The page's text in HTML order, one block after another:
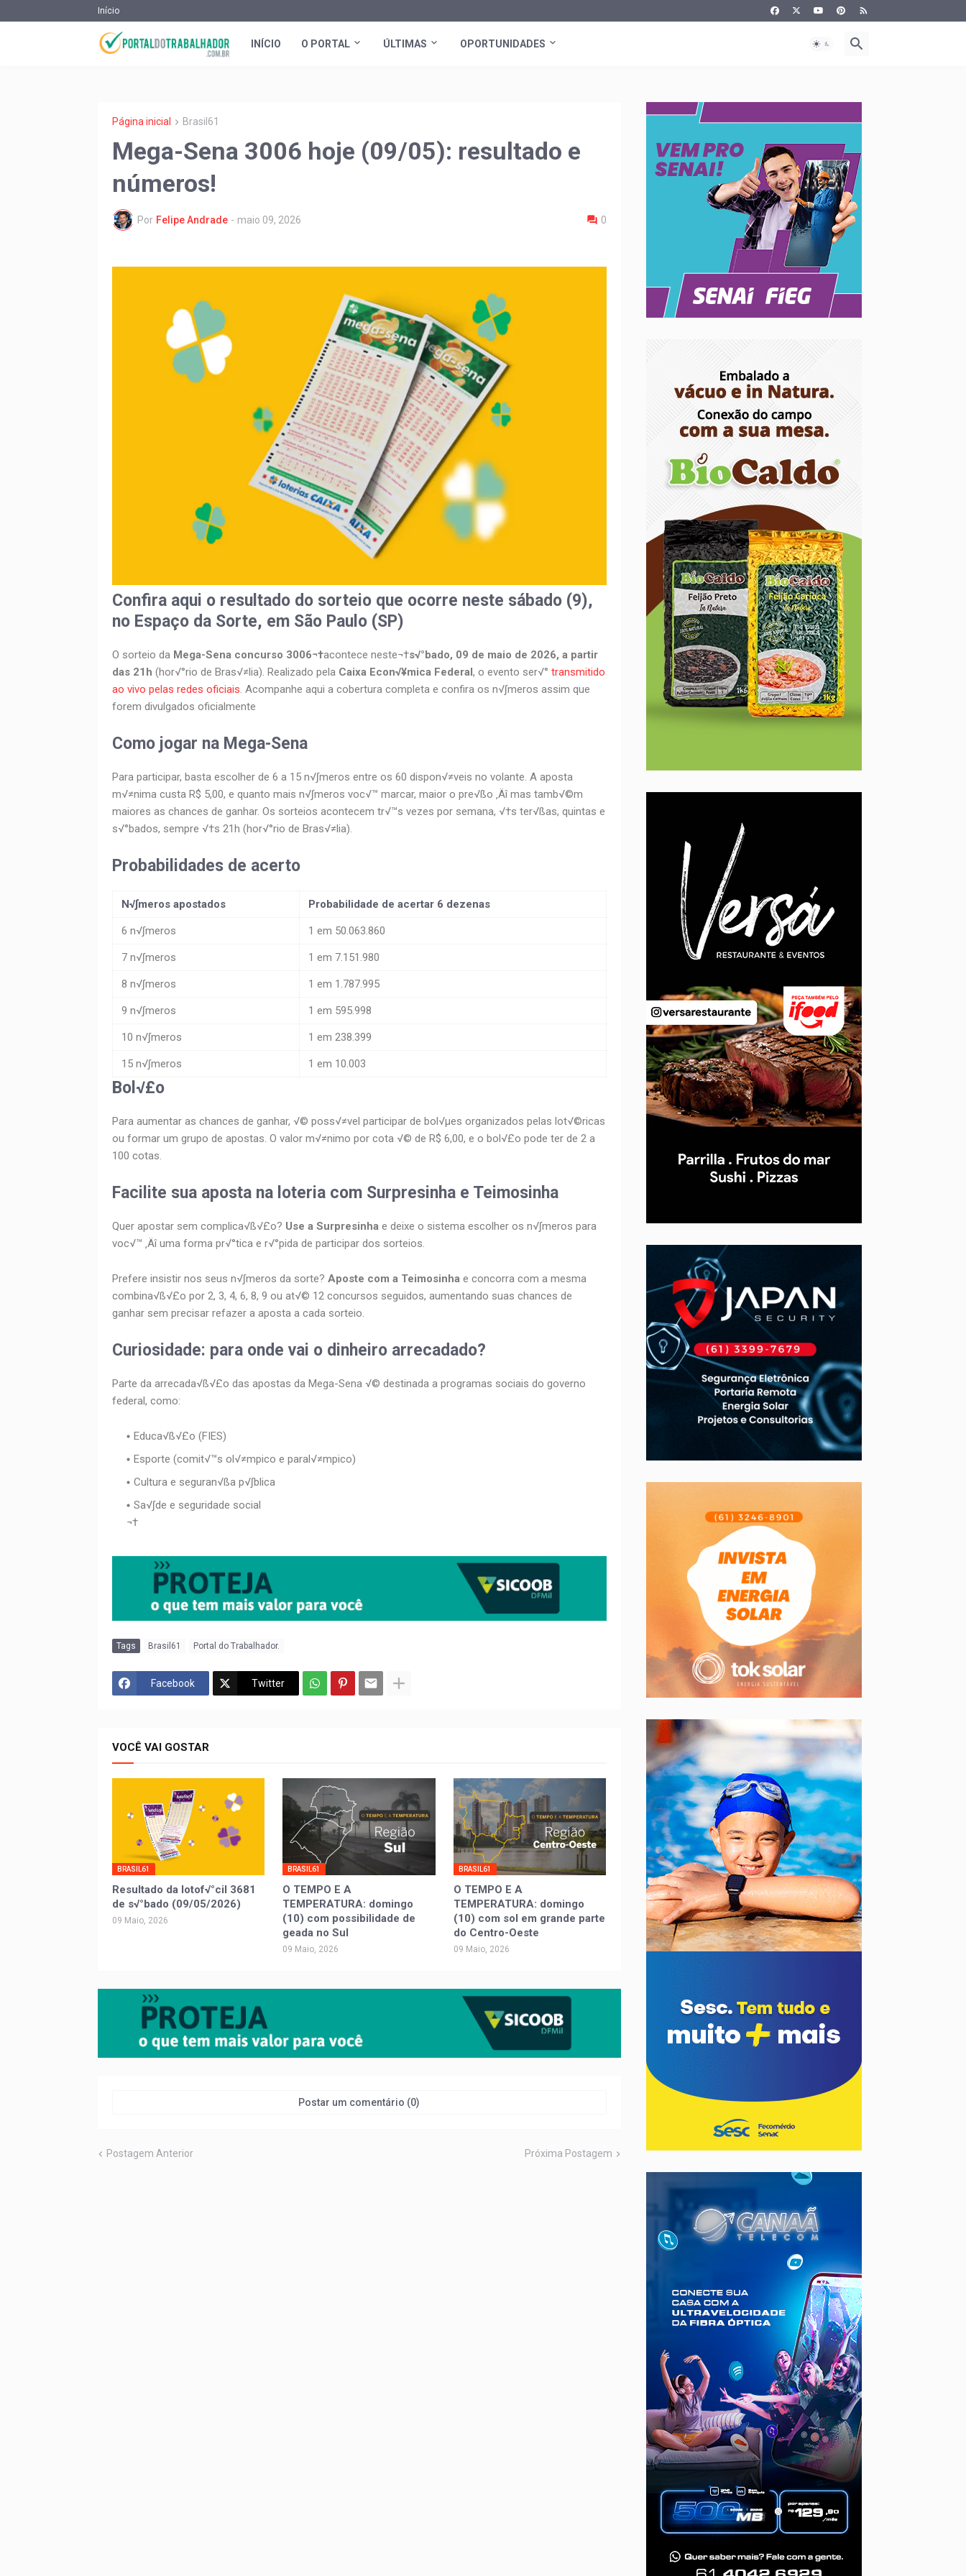
Início
INÍCIO O PORTAL ÚLTIMAS OPORTUNIDADES
Página inicial Brasil61
Mega-Sena 3006 hoje (09/05): resultado e
números!
Por Felipe Andrade - maio 09, 2026 0
Confira aqui o resultado do sorteio que ocorre neste sábado (9),
no Espaço da Sorte, em São Paulo (SP)
O sorteio da Mega-Sena concurso 3006¬†acontece neste¬†s√°bado, 09 de maio de 2026, a partir
das 21h (hor√°rio de Bras√≠lia). Realizado pela Caixa Econ√¥mica Federal, o evento ser√° transmitido
ao vivo pelas redes oficiais . Acompanhe aqui a cobertura completa e confira os n√∫meros assim que
forem divulgados oficialmente
Como jogar na Mega-Sena
Para participar, basta escolher de 6 a 15 n√∫meros entre os 60 dispon√≠veis no volante. A aposta
m√≠nima custa R$ 5,00, e quanto mais n√∫meros voc√™ marcar, maior o pre√ßo ‚Äî mas tamb√©m
maiores as chances de ganhar. Os sorteios acontecem tr√™s vezes por semana, √†s ter√ßas, quintas e
s√°bados, sempre √†s 21h (hor√°rio de Bras√≠lia).
Probabilidades de acerto
N√∫meros apostados Probabilidade de acertar 6 dezenas
6 n√∫meros 1 em 50.063.860
7 n√∫meros 1 em 7.151.980
8 n√∫meros 1 em 1.787.995
9 n√∫meros 1 em 595.998
10 n√∫meros 1 em 238.399
15 n√∫meros 1 em 10.003
Bol√£o
Para aumentar as chances de ganhar, √© poss√≠vel participar de bol√µes organizados pelas lot√©ricas
ou formar um grupo de apostas. O valor m√≠nimo por cota √© de R$ 6,00, e o bol√£o pode ter de 2 a
100 cotas.
Facilite sua aposta na loteria com Surpresinha e Teimosinha
Quer apostar sem complica√ß√£o? Use a Surpresinha e deixe o sistema escolher os n√∫meros para
voc√™ ‚Äî uma forma pr√°tica e r√°pida de participar dos sorteios.
Prefere insistir nos seus n√∫meros da sorte? Aposte com a Teimosinha e concorra com a mesma
combina√ß√£o por 2, 3, 4, 6, 8, 9 ou at√© 12 concursos seguidos, aumentando suas chances de
ganhar sem precisar refazer a aposta a cada sorteio.
Curiosidade: para onde vai o dinheiro arrecadado?
Parte da arrecada√ß√£o das apostas da Mega-Sena √© destinada a programas sociais do governo
federal, como:
Educa√ß√£o (FIES)
Esporte (comit√™s ol√≠mpico e paral√≠mpico)
Cultura e seguran√ßa p√∫blica
Sa√∫de e seguridade social
¬†
Tags Brasil61 Portal do Trabalhador.
Facebook Twitter
VOCÊ VAI GOSTAR
BRASIL61
Resultado da lotof√°cil 3681
de s√°bado (09/05/2026)
09 Maio, 2026
BRASIL61
O TEMPO E A
TEMPERATURA: domingo
(10) com possibilidade de
geada no Sul
09 Maio, 2026
BRASIL61
O TEMPO E A
TEMPERATURA: domingo
(10) com sol em grande parte
do Centro-Oeste
09 Maio, 2026
Postar um comentário (0)
Postagem Anterior Próxima Postagem